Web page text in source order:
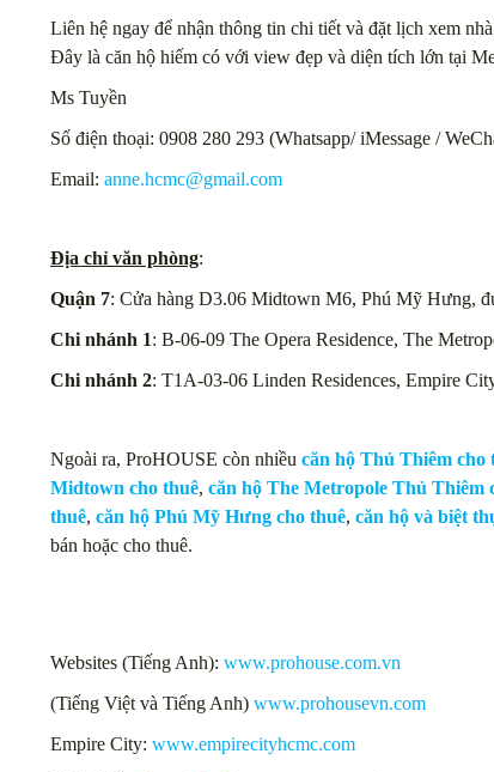
Liên hệ ngay để nhận thông tin chi tiết và đặt lịch xem
Đây là căn hộ hiếm có với view đẹp và diện tích lớn tại
Ms Tuyền
Số điện thoại: 0908 280 293 (Whatsapp/ iMessage /
Email: anne.hcmc@gmail.com
Địa chỉ văn phòng:
Quận 7: Cửa hàng D3.06 Midtown M6, Phú Mỹ Hưng,
Chi nhánh 1: B-06-09 The Opera Residence, The
Chi nhánh 2: T1A-03-06 Linden Residences, Empire
Ngoài ra, ProHOUSE còn nhiều căn hộ Thủ Thiêm cho
Midtown cho thuê, căn hộ The Metropole Thủ Thiêm
thuê, căn hộ Phú Mỹ Hưng cho thuê, căn hộ và biệt
bán hoặc cho thuê.
Websites (Tiếng Anh): www.prohouse.com.vn
(Tiếng Việt và Tiếng Anh) www.prohousevn.com
Empire City: www.empirecityhcmc.com